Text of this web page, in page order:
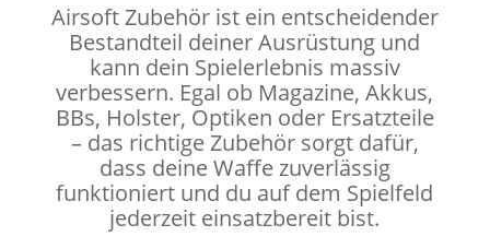
Airsoft Zubehör ist ein entscheidender
Bestandteil deiner Ausrüstung und
kann dein Spielerlebnis massiv
verbessern. Egal ob Magazine, Akkus,
BBs, Holster, Optiken oder Ersatzteile
– das richtige Zubehör sorgt dafür,
dass deine Waffe zuverlässig
funktioniert und du auf dem Spielfeld
jederzeit einsatzbereit bist.